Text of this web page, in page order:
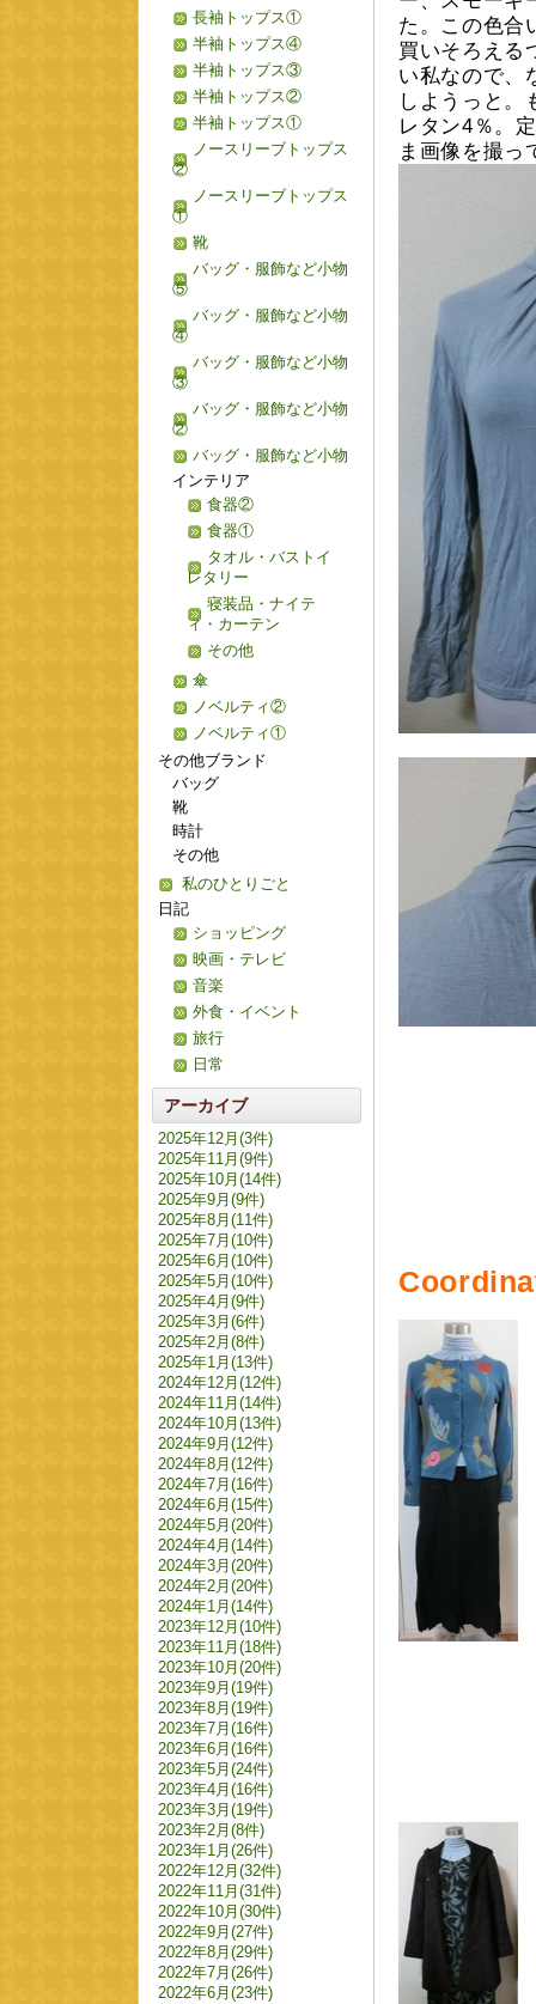
た。この色合
買いそろえる
い私なので、
しようっと。
レタン4％。
ま画像を撮っ
長袖トップス①
半袖トップス④
半袖トップス③
半袖トップス②
半袖トップス①
ノースリーブトップス
②
ノースリーブトップス
①
靴
バッグ・服飾など小物
⑤
バッグ・服飾など小物
④
バッグ・服飾など小物
③
バッグ・服飾など小物
②
バッグ・服飾など小物
インテリア
食器②
食器①
タオル・バストイ
レタリー
寝装品・ナイテ
ィ・カーテン
その他
傘
ノベルティ②
ノベルティ①
その他ブランド
バッグ
靴
時計
その他
私のひとりごと
日記
ショッピング
映画・テレビ
音楽
外食・イベント
旅行
日常
アーカイブ
2025年12月(3件)
2025年11月(9件)
2025年10月(14件)
2025年9月(9件)
2025年8月(11件)
2025年7月(10件)
2025年6月(10件)
2025年5月(10件)
2025年4月(9件)
2025年3月(6件)
2025年2月(8件)
2025年1月(13件)
2024年12月(12件)
2024年11月(14件)
2024年10月(13件)
2024年9月(12件)
2024年8月(12件)
2024年7月(16件)
2024年6月(15件)
2024年5月(20件)
2024年4月(14件)
2024年3月(20件)
2024年2月(20件)
2024年1月(14件)
2023年12月(10件)
2023年11月(18件)
2023年10月(20件)
2023年9月(19件)
2023年8月(19件)
2023年7月(16件)
2023年6月(16件)
2023年5月(24件)
2023年4月(16件)
2023年3月(19件)
2023年2月(8件)
2023年1月(26件)
2022年12月(32件)
2022年11月(31件)
2022年10月(30件)
2022年9月(27件)
2022年8月(29件)
2022年7月(26件)
2022年6月(23件)